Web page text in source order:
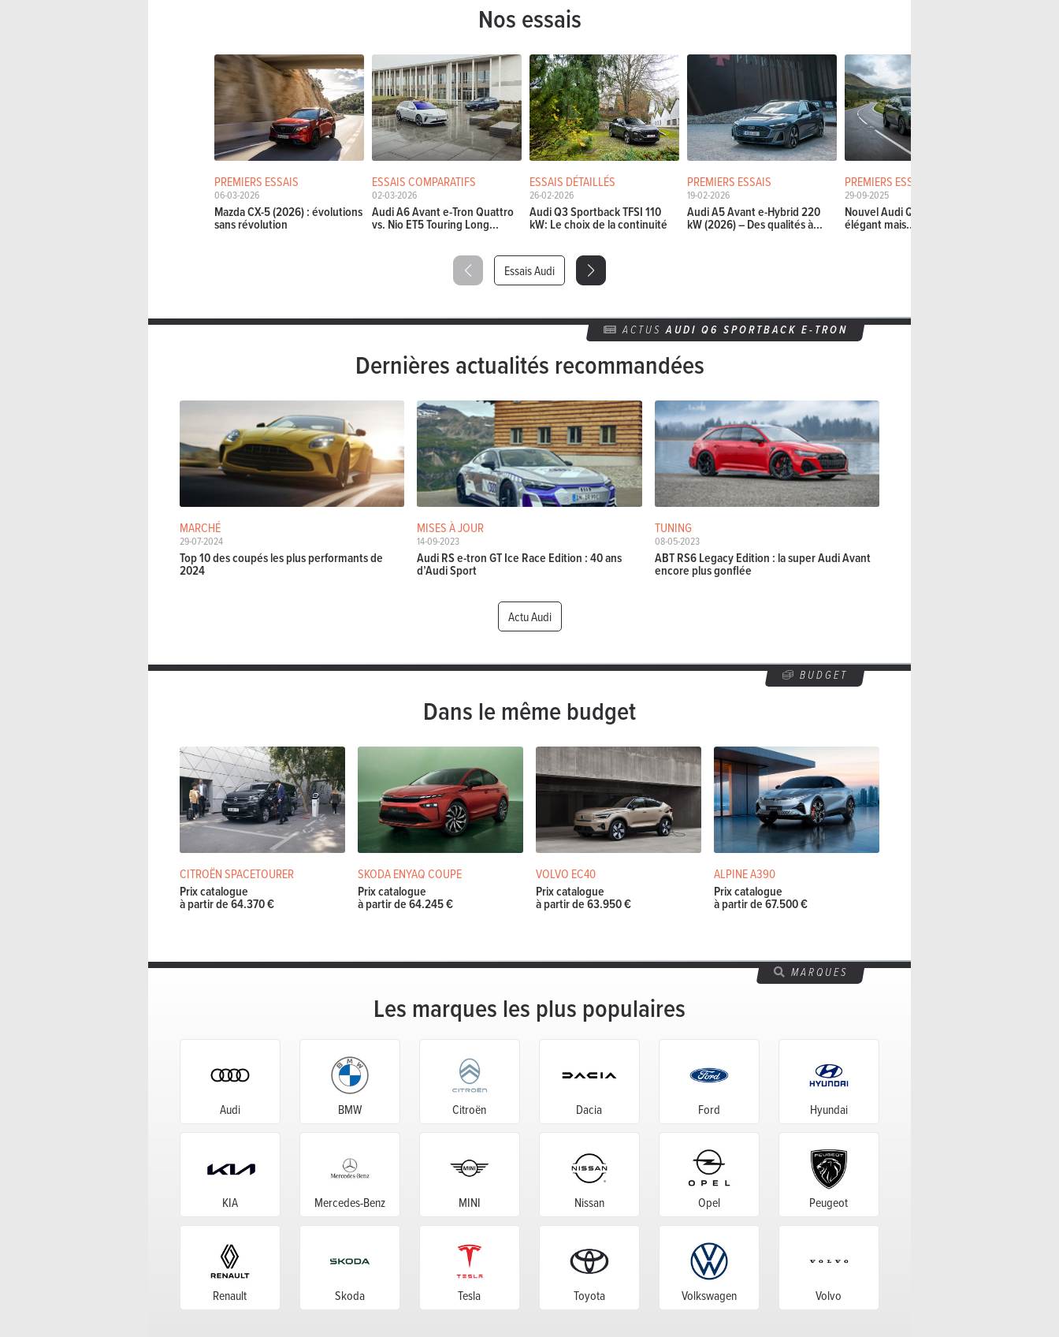
Nos essais
PREMIERS ESSAIS
06-03-2026
Mazda CX-5 (2026) : évolutions
sans révolution
ESSAIS COMPARATIFS
02-03-2026
Audi A6 Avant e-Tron Quattro
vs. Nio ET5 Touring Long...
ESSAIS DÉTAILLÉS
26-02-2026
Audi Q3 Sportback TFSI 110
kW: Le choix de la continuité
PREMIERS ESSAIS
19-02-2026
Audi A5 Avant e-Hybrid 220
kW (2026) – Des qualités à...
PREMIERS ESSAIS
29-09-2025
Nouvel Audi Q3 (2025) -
élégant mais...
Essais Audi
ACTUSAUDI Q6 SPORTBACK E-TRON
Dernières actualités recommandées
MARCHÉ
29-07-2024
Top 10 des coupés les plus performants de
2024
MISES À JOUR
14-09-2023
Audi RS e-tron GT Ice Race Edition : 40 ans
d’Audi Sport
TUNING
08-05-2023
ABT RS6 Legacy Edition : la super Audi Avant
encore plus gonflée
Actu Audi
BUDGET
Dans le même budget
CITROËN SPACETOURER
Prix catalogue
à partir de 64.370 €
SKODA ENYAQ COUPE
Prix catalogue
à partir de 64.245 €
VOLVO EC40
Prix catalogue
à partir de 63.950 €
ALPINE A390
Prix catalogue
à partir de 67.500 €
MARQUES
Les marques les plus populaires
Audi BMW Citroën Dacia Ford Hyundai
KIA Mercedes-Benz MINI Nissan Opel Peugeot
Renault Skoda Tesla Toyota Volkswagen Volvo